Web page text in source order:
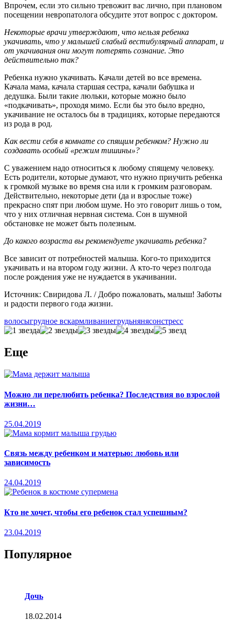
Впрочем, если это сильно тревожит вас лично, при плановом
посещении невропатолога обсудите этот вопрос с доктором.
Некоторые врачи утверждают, что нельзя ребенка
укачивать, что у малышей слабый вестибулярный аппарат, и
от укачивания они могут потерять сознание. Это
действительно так?
Ребенка нужно укачивать. Качали детей во все времена.
Качала мама, качала старшая сестра, качали бабушка и
дедушка. Были такие люльки, которые можно было
«подкачивать», проходя мимо. Если бы это было вредно,
укачивание не осталось бы в традициях, которые передаются
из рода в род.
Как вести себя в комнате со спящим ребенком? Нужно ли
создавать особый «режим тишины»?
С уважением надо относиться к любому спящему человеку.
Есть родители, которые думают, что нужно приучить ребенка
к громкой музыке во время сна или к громким разговорам.
Действительно, некоторые дети (да и взрослые тоже)
прекрасно спят при любом шуме. Но это говорит лишь о том,
что у них отличная нервная система. Сон в шумной
обстановке не может быть полезным.
До какого возраста вы рекомендуете укачивать ребенка?
Все зависит от потребностей малыша. Кого-то приходится
укачивать и на втором году жизни. А кто-то через полгода
после рождения уже не нуждается в укачивании.
Источник: Свиридова Л. / Добро пожаловать, малыш! Заботы
и радости первого года жизни.
волосыгрудное вскармливаниегрудьнянясонстресс
Еще
Можно ли перелюбить ребенка? Последствия во взрослой
жизни…
25.04.2019
Связь между ребенком и матерью: любовь или
зависимость
24.04.2019
Кто не хочет, чтобы его ребенок стал успешным?
23.04.2019
Популярное
Дочь
18.02.2014